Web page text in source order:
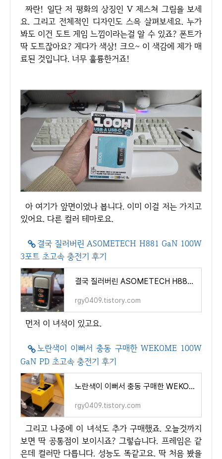
짜란! 일단 저 평화의 상징인 V 제스쳐 그림을 보세
요. 그리고 전체적인 디자인도 스윽 살펴보세요. 누가
봐도 이건 도트 게임 느낌이라는걸 알 수 있죠? 폰트가
딱 도트잖아요? 게다가 색상! 크으~ 이 색감에 제가 매
료된 것입니다. 너무 훌륭한거죠!
아 여기가 앞면이었나 봅니다. 이미 이걸 저는 가지고
있어요. 다른 컬러 테마로요.
결국 질러버린 ASOMETECH H881 GaN 100W
3포트 초고속 충전기 후기
결국 질러버린 ASOMETECH H881 GaN 100W 3포트 초고속 충전기 후기
rgy0409.tistory.com
먼저 이 녀석이 있고요.
노란색이 이뻐서 충동 구매한 WEKOME 100W
GaN PD 초고속 충전기 후기
노란색이 이뻐서 충동 구매한 WEKOME 100W GaN PD 초고속 충전기 WP-U155 후기
rgy0409.tistory.com
그리고 나중에 이 녀석도 추가 구매했죠. 오늘것까지
보면 딱 공통점이 보이시죠? 그렇습니다. 프레임은 같
은데 컬러만 다릅니다. 성능도 똑같고요. 딱 처음 봤을